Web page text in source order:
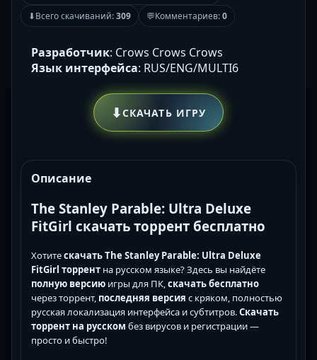
⬇Всего скачиваний:309 💬Комментариев:0
Разработчик: Crows Crows Crows
Язык интерфейса: RUS/ENG/MULTI6
⬇СКАЧАТЬ ИГРУ
Описание
The Stanley Parable: Ultra Deluxe
FitGirl скачать торрент бесплатно
Хотитескачать The Stanley Parable: Ultra Deluxe
FitGirl торрент на русском языке? Здесь вы найдёте
полную версию игры для ПК, скачать бесплатно
через торрент, последняя версия с кряком, полностью
русская локализация интерфейса и субтитров.Скачать
торрент на русском без вирусов и регистрации —
просто и быстро!